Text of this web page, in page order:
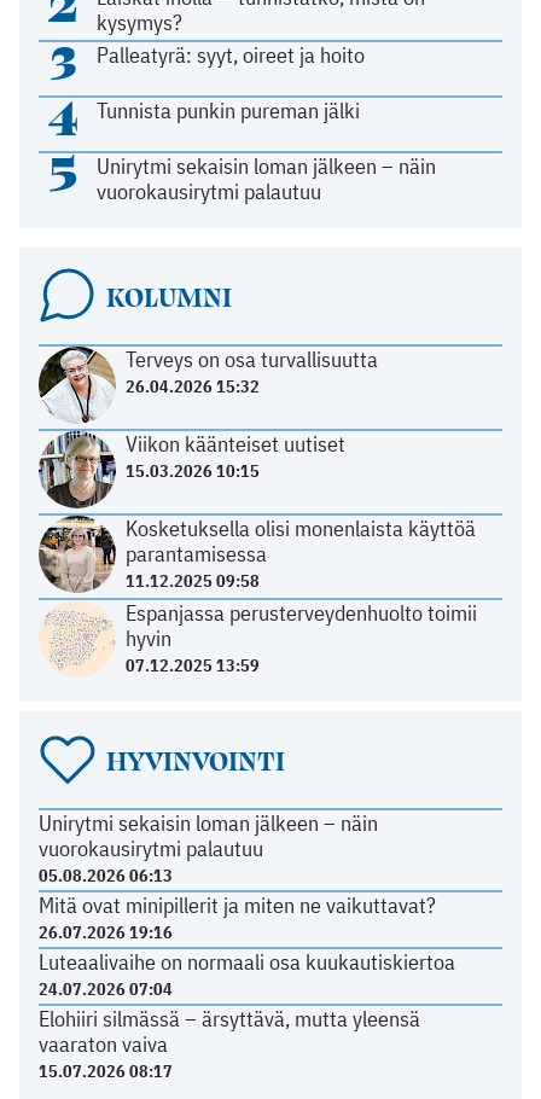
kysymys?
3 Palleatyrä: syyt, oireet ja hoito
4 Tunnista punkin pureman jälki
5
Unirytmi sekaisin loman jälkeen – näin
vuorokausirytmi palautuu
KOLUMNI
Terveys on osa turvallisuutta
26.04.2026 15:32
Viikon käänteiset uutiset
15.03.2026 10:15
Kosketuksella olisi monenlaista käyttöä
parantamisessa
11.12.2025 09:58
Espanjassa perusterveydenhuolto toimii
hyvin
07.12.2025 13:59
HYVINVOINTI
Unirytmi sekaisin loman jälkeen – näin
vuorokausirytmi palautuu
05.08.2026 06:13
Mitä ovat minipillerit ja miten ne vaikuttavat?
26.07.2026 19:16
Luteaalivaihe on normaali osa kuukautiskiertoa
24.07.2026 07:04
Elohiiri silmässä – ärsyttävä, mutta yleensä
vaaraton vaiva
15.07.2026 08:17